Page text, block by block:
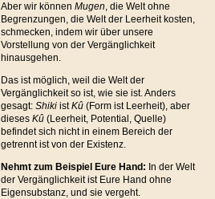
Aber wir können Mugen, die Welt ohne
Begrenzungen, die Welt der Leerheit kosten,
schmecken, indem wir über unsere
Vorstellung von der Vergänglichkeit
hinausgehen.
Das ist möglich, weil die Welt der
Vergänglichkeit so ist, wie sie ist. Anders
gesagt: ShikiistKû(Form ist Leerheit), aber
dieses Kû(Leerheit, Potential, Quelle)
befindet sich nicht in einem Bereich der
getrennt ist von der Existenz.
Nehmt zum Beispiel Eure Hand: In der Welt
der Vergänglichkeit ist Eure Hand ohne
Eigensubstanz, und sie vergeht.